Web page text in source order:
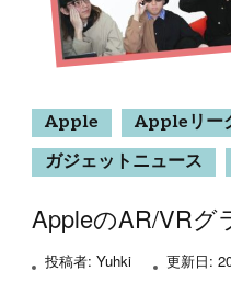
Apple
Appleリー
ガジェットニュース
AppleのAR/VRグ
投稿者: Yuhki 更新日: